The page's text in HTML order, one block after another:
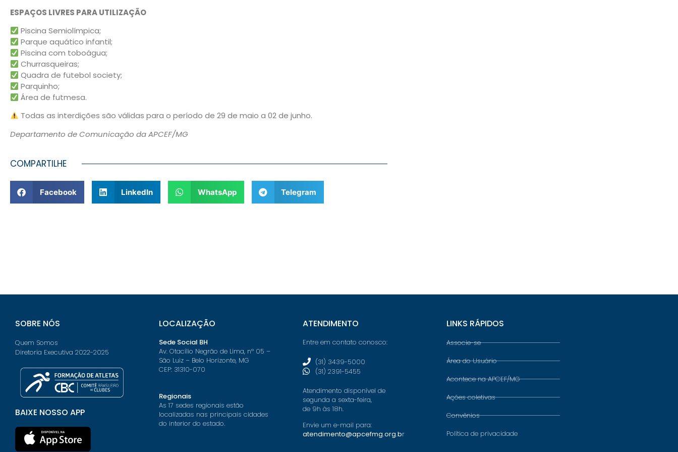
ESPAÇOS LIVRES PARA UTILIZAÇÃO
Piscina Semiolímpica;
Parque aquático infantil;
Piscina com toboágua;
Churrasqueiras;
Quadra de futebol society;
Parquinho;
Área de futmesa.
Todas as interdições são válidas para o período de 29 de maio a 02 de junho.
Departamento de Comunicação da APCEF/MG
COMPARTILHE
Facebook LinkedIn WhatsApp Telegram
SOBRE NÓS
Quem Somos
Diretoria Executiva 2022-2025
BAIXE NOSSO APP
LOCALIZAÇÃO
Sede Social BH
Av. Otacílio Negrão de Lima, nº 05 –
São Luiz – Belo Horizonte, MG
CEP: 31310-070
Regionais
As 17 sedes regionais estão
localizadas nas principais cidades
do interior do estado.
ATENDIMENTO
Entre em contato conosco:
(31) 3439-5000
(31) 2391-5455
Atendimento disponível de
segunda a sexta-feira,
de 9h às 18h.
Envie um e-mail para:
atendimento@apcefmg.org.br
LINKS RÁPIDOS
Associe-se
Área do Usuário
Acontece na APCEF/MG
Ações coletivas
Convênios
Política de privacidade